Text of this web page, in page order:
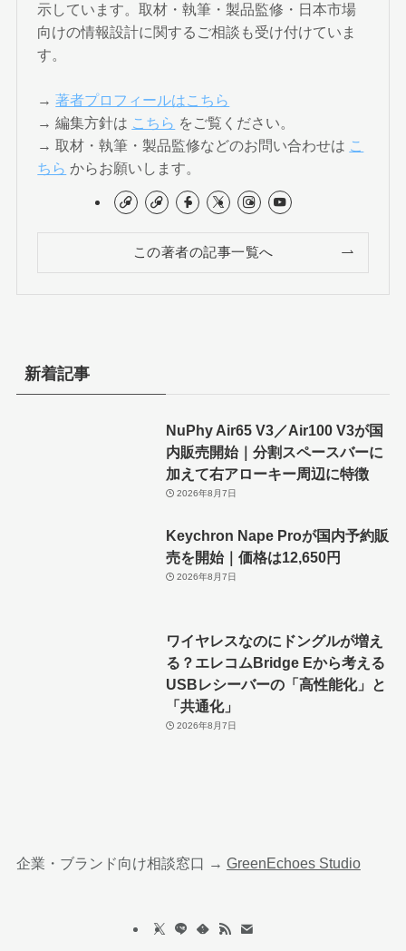
示しています。取材・執筆・製品監修・日本市場
向けの情報設計に関するご相談も受け付けていま
す。
→著者プロフィールはこちら
→ 編集方針は こちら をご覧ください。
→ 取材・執筆・製品監修などのお問い合わせは こ
ちら からお願いします。
この著者の記事一覧へ
新着記事
NuPhy Air65 V3／Air100 V3が国
内販売開始｜分割スペースバーに
加えて右アローキー周辺に特徴
2026年8月7日
Keychron Nape Proが国内予約販
売を開始｜価格は12,650円
2026年8月7日
ワイヤレスなのにドングルが増え
る？エレコムBridge Eから考える
USBレシーバーの「高性能化」と
「共通化」
2026年8月7日
企業・ブランド向け相談窓口 → GreenEchoes Studio